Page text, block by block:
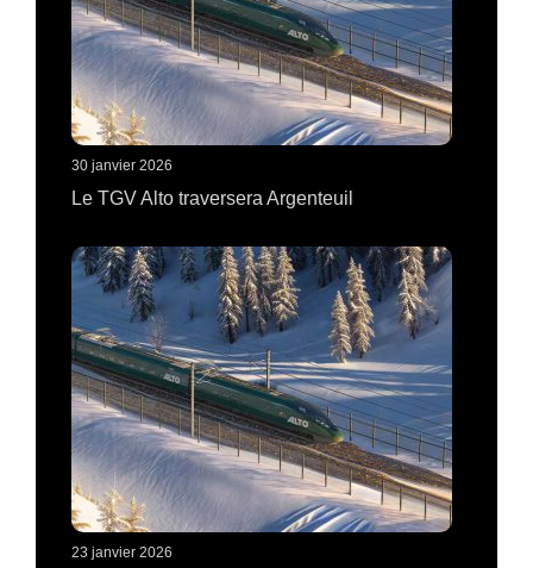
30 janvier 2026
Le TGV Alto traversera Argenteuil
23 janvier 2026